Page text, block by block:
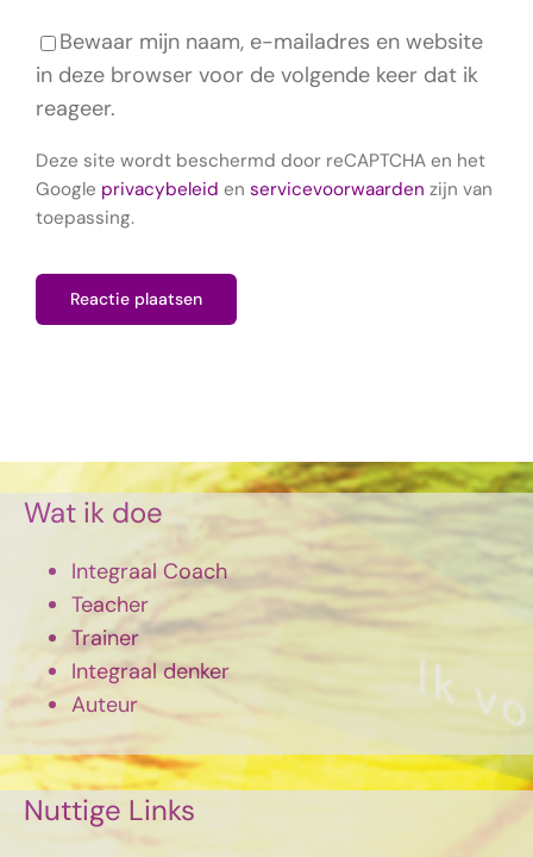
Bewaar mijn naam, e-mailadres en website
in deze browser voor de volgende keer dat ik
reageer.
Deze site wordt beschermd door reCAPTCHA en het
Google privacybeleid en servicevoorwaarden zijn van
toepassing.
Wat ik doe
Integraal Coach
Teacher
Trainer
Integraal denker
Auteur
Nuttige Links